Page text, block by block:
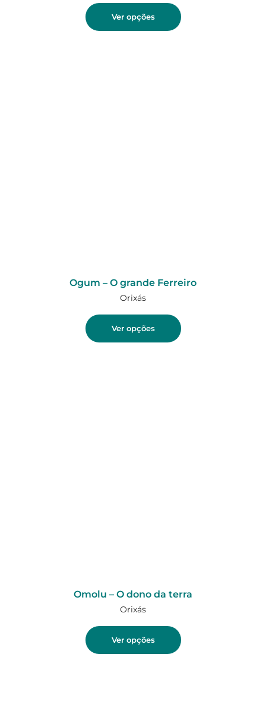
Ver opções
Ogum – O grande Ferreiro
Orixás
Ver opções
Omolu – O dono da terra
Orixás
Ver opções